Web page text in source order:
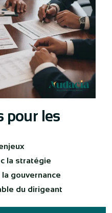
pour les
la stratégie
gouvernance
du dirigeant